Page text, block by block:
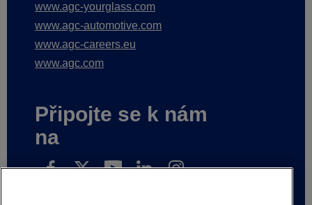
www.agc-yourglass.com
www.agc-automotive.com
www.agc-careers.eu
www.agc.com
Připojte se k nám
na